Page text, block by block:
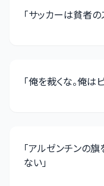
「サッカーは貧者の
「俺を裁くな。俺は
「アルゼンチンの旗
ない」